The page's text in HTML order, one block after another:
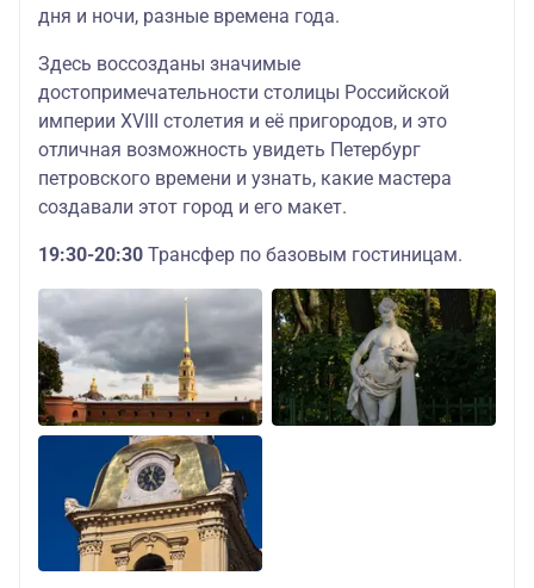
дня и ночи, разные времена года.
Здесь воссозданы значимые
достопримечательности столицы Российской
империи XVIII столетия и её пригородов, и это
отличная возможность увидеть Петербург
петровского времени и узнать, какие мастера
создавали этот город и его макет.
19:30-20:30 Трансфер по базовым гостиницам.